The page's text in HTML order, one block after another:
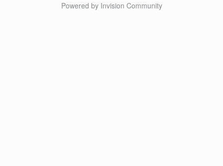
Powered by Invision Community